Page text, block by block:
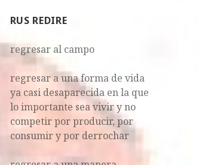
RUS REDIRE
regresar al campo
regresar a una forma de vida
ya casi desaparecida en la que
lo importante sea vivir y no
competir por producir, por
consumir y por derrochar